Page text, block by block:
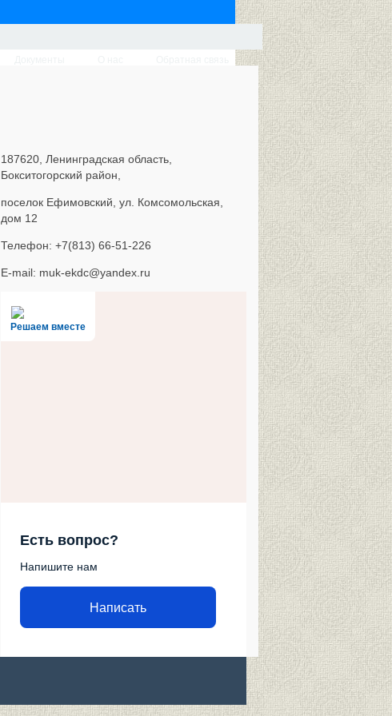
187620, Ленинградская область,
Бокситогорский район,
поселок Ефимовский, ул. Комсомольская,
дом 12
Телефон: +7(813) 66-51-226
E-mail: muk-ekdc@yandex.ru
Решаем вместе
Есть вопрос?
Напишите нам
Написать